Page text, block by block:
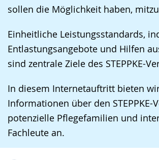
sollen die Möglichkeit haben,
Einheitliche Leistungsstandards,
Entlastungsangebote und Hilfen
sind zentrale Ziele des STEPPKE-
In diesem Internetauftritt bieten
Informationen über den STEPPKE-
potenzielle Pflegefamilien und
Fachleute an.